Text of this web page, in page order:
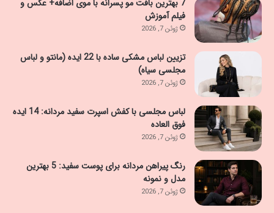
7 بهترین بافت مو پسرانه با موی اضافه+ عکس و
فیلم آموزش
ژوئن 7, 2026
تزیین لباس مشکی ساده با 22 ایده (مانتو و لباس
مجلسی سیاه)
ژوئن 7, 2026
لباس مجلسی با کفش اسپرت سفید مردانه: 14 ایده
فوق العاده
ژوئن 7, 2026
رنگ پیراهن مردانه برای پوست سفید: 5 بهترین
مدل و نمونه
ژوئن 7, 2026